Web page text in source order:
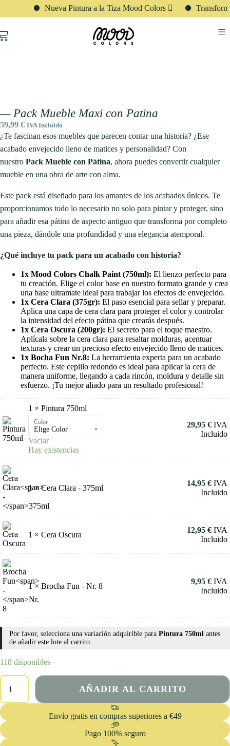
Nueva Pintura a la Tiza Mood Colors 🫟 Transforma
— Pack Mueble Maxi con Patina
59,99 € IVA Incluido
¿Te fascinan esos muebles que parecen contar una historia? ¿Ese
acabado envejecido lleno de matices y personalidad? Con
nuestro Pack Mueble con Pátina, ahora puedes convertir cualquier
mueble en una obra de arte con alma.
Este pack está diseñado para los amantes de los acabados únicos. Te
proporcionamos todo lo necesario no solo para pintar y proteger, sino
para añadir esa pátina de aspecto antiguo que transforma por completo
una pieza, dándole una profundidad y una elegancia atemporal.
¿Qué incluye tu pack para un acabado con historia?
1x Mood Colors Chalk Paint (750ml): El lienzo perfecto para
tu creación. Elige el color base en nuestro formato grande y crea
una base ultramate ideal para trabajar los efectos de envejecido.
1x Cera Clara (375gr): El paso esencial para sellar y preparar.
Aplica una capa de cera clara para proteger el color y controlar
la intensidad del efecto pátina que crearás después.
1x Cera Oscura (200gr): El secreto para el toque maestro.
Aplícala sobre la cera clara para resaltar molduras, acentuar
texturas y crear un precioso efecto envejecido lleno de matices.
1x Bocha Fun Nr.8: La herramienta experta para un acabado
perfecto. Este cepillo redondo es ideal para aplicar la cera de
manera uniforme, llegando a cada rincón, moldura y detalle sin
esfuerzo. ¡Tu mejor aliado para un resultado profesional!
1 × Pintura 750ml
Color
Vaciar
Hay existencias
29,95 € IVA
Incluido
1 ×Cera Clara - 375ml
14,95 € IVA
Incluido
1 × Cera Oscura
12,95 € IVA
Incluido
1 × Brocha Fun - Nr. 8
9,95 € IVA
Incluido
Por favor, selecciona una variación adquirible para Pintura 750ml antes
de añadir este lote al carrito.
118 disponibles
Pack
Maxi
con
Patina
cantidad
AÑADIR AL CARRITO
Envío gratis en compras superiores a €49
Pago 100% seguro